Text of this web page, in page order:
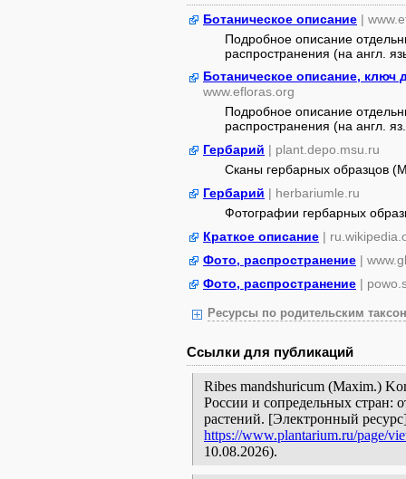
Ботаническое описание |
Подробное описание
распространения (на англ.
Ботаническое описание, ключ
www.efloras.org
Подробное описание
распространения (на англ.
Гербарий | plant.depo.msu.ru
Сканы гербарных образцов
Гербарий | herbariumle.ru
Фотографии гербарных
Краткое описание |
Фото, распространение |
Фото, распространение |
Ресурсы по родительским
Ссылки для публикаций
Ribes mandshuricum (Maxim.)
России и сопредельных стран:
растений. [Электронный
https://www.plantarium.ru/page/
10.08.2026).